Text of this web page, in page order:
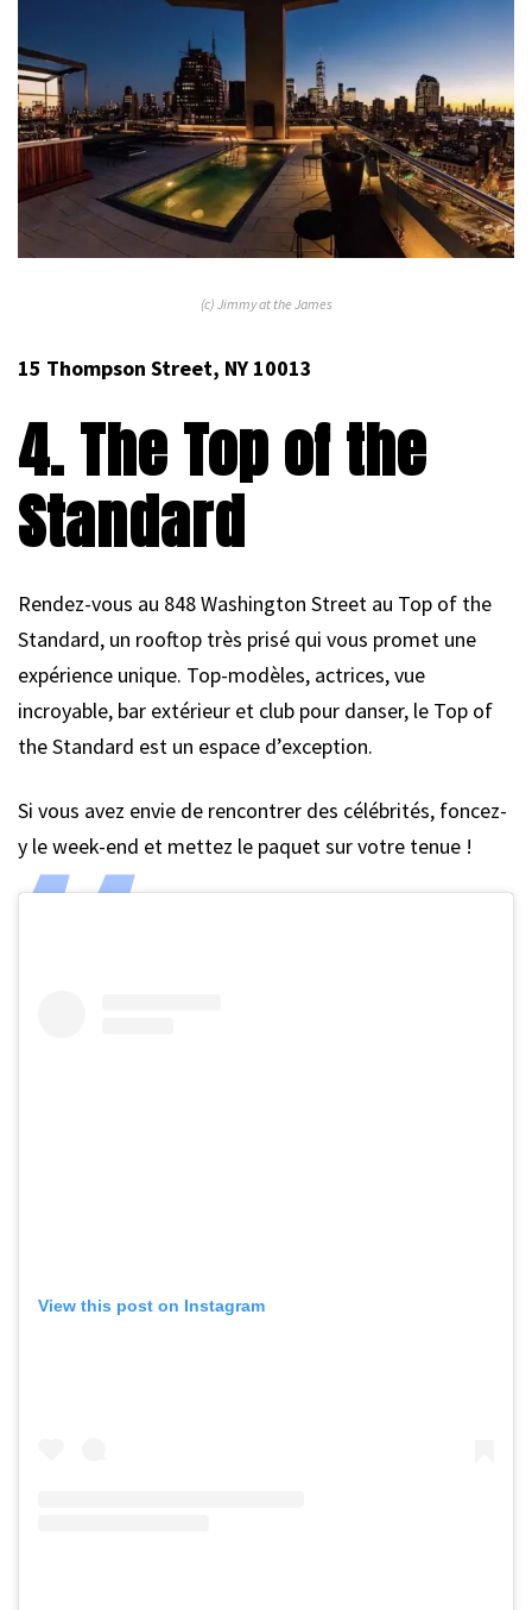
(c) Jimmy at the James
15 Thompson Street, NY 10013
4. The Top of the
Standard
Rendez-vous au 848 Washington Street au Top of the
Standard, un rooftop très prisé qui vous promet une
expérience unique. Top-modèles, actrices, vue
incroyable, bar extérieur et club pour danser, le Top of
the Standard est un espace d’exception.
Si vous avez envie de rencontrer des célébrités, foncez-
y le week-end et mettez le paquet sur votre tenue !
View this post on Instagram